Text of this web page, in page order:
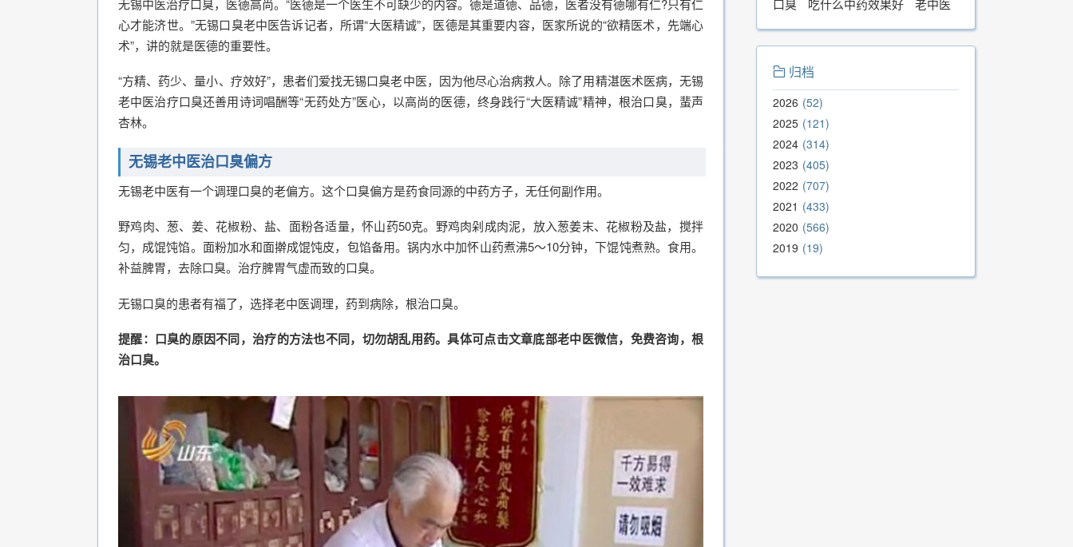
心才能济世。”无锡口臭老中医告诉记者，所谓“大医精诚”，医德是其重要内容，医家所说的“欲精医术，先端心
术”，讲的就是医德的重要性。
“方精、药少、量小、疗效好”，患者们爱找无锡口臭老中医，因为他尽心治病救人。除了用精湛医术医病，无锡
老中医治疗口臭还善用诗词唱酬等“无药处方”医心，以高尚的医德，终身践行“大医精诚”精神，根治口臭，蜚声
杏林。
无锡老中医治口臭偏方
无锡老中医有一个调理口臭的老偏方。这个口臭偏方是药食同源的中药方子，无任何副作用。
野鸡肉、葱、姜、花椒粉、盐、面粉各适量，怀山药50克。野鸡肉剁成肉泥，放入葱姜末、花椒粉及盐，搅拌
匀，成馄饨馅。面粉加水和面擀成馄饨皮，包馅备用。锅内水中加怀山药煮沸5～10分钟，下馄饨煮熟。食用。
补益脾胃，去除口臭。治疗脾胃气虚而致的口臭。
无锡口臭的患者有福了，选择老中医调理，药到病除，根治口臭。
提醒：口臭的原因不同，治疗的方法也不同，切勿胡乱用药。具体可点击文章底部老中医微信，免费咨询，根
治口臭。
口臭
吃什么中药效果好 老中医
归档
2026 52
2025 121
2024 314
2023 405
2022 707
2021
433
2020 566
2019 19